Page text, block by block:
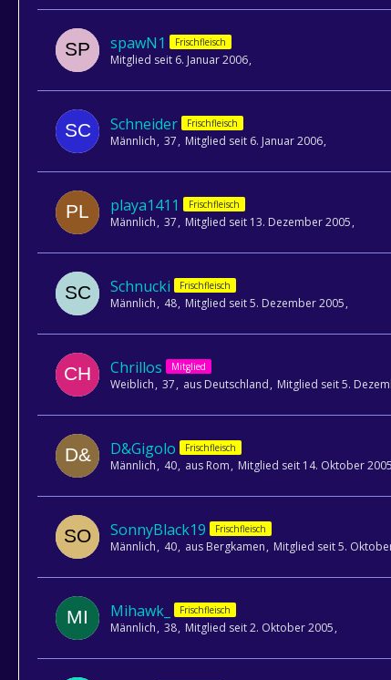
spawN1 Frischfleisch
Mitglied seit 6. Januar 2006
Schneider Frischfleisch
Männlich 37 Mitglied seit 6. Januar 2006
playa1411 Frischfleisch
Männlich 37 Mitglied seit 13. Dezember 2005
Schnucki Frischfleisch
Männlich 48 Mitglied seit 5. Dezember 2005
Chrillos Mitglied
Weiblich 37 aus Deutschland Mitglied seit 5.
D&Gigolo Frischfleisch
Männlich 40 aus Rom Mitglied seit 14. Oktober 2005
SonnyBlack19 Frischfleisch
Männlich 40 aus Bergkamen Mitglied seit 5.
Mihawk_ Frischfleisch
Männlich 38 Mitglied seit 2. Oktober 2005